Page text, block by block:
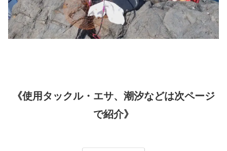
《使用タックル・エサ、潮汐などは次ページ
で紹介》